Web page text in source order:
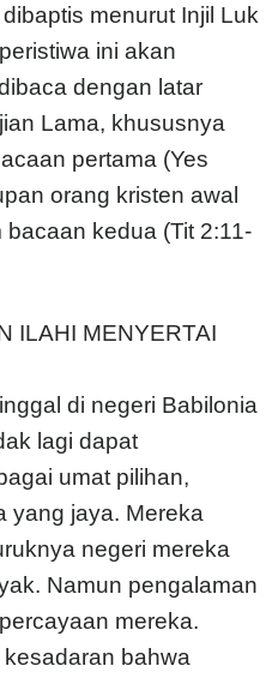
menurut Injil Luk
ini akan
dengan latar
Lama, khususnya
pertama (Yes
orang kristen awal
kedua (Tit 2:11-
ILAHI MENYERTAI
di negeri Babilonia
lagi dapat
umat pilihan,
yang jaya. Mereka
negeri mereka
Namun pengalaman
mereka.
bahwa